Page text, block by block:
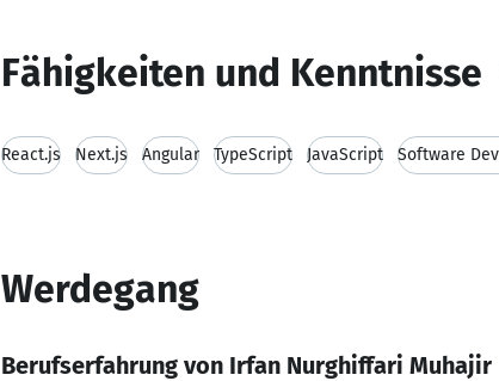
Fähigkeiten und Kenntnisse
React.js Next.js Angular TypeScript JavaScript Software
Werdegang
Berufserfahrung von Irfan Nurghiffari Muhajir